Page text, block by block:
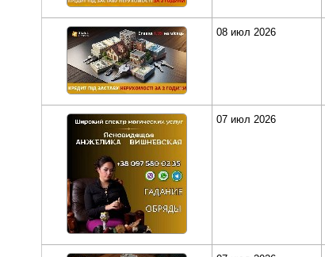
08 июл 2026
07 июл 2026